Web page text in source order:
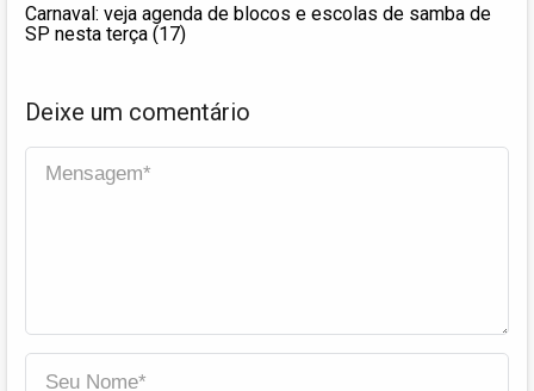
Carnaval: veja agenda de blocos e escolas de samba de
SP nesta terça (17)
Deixe um comentário